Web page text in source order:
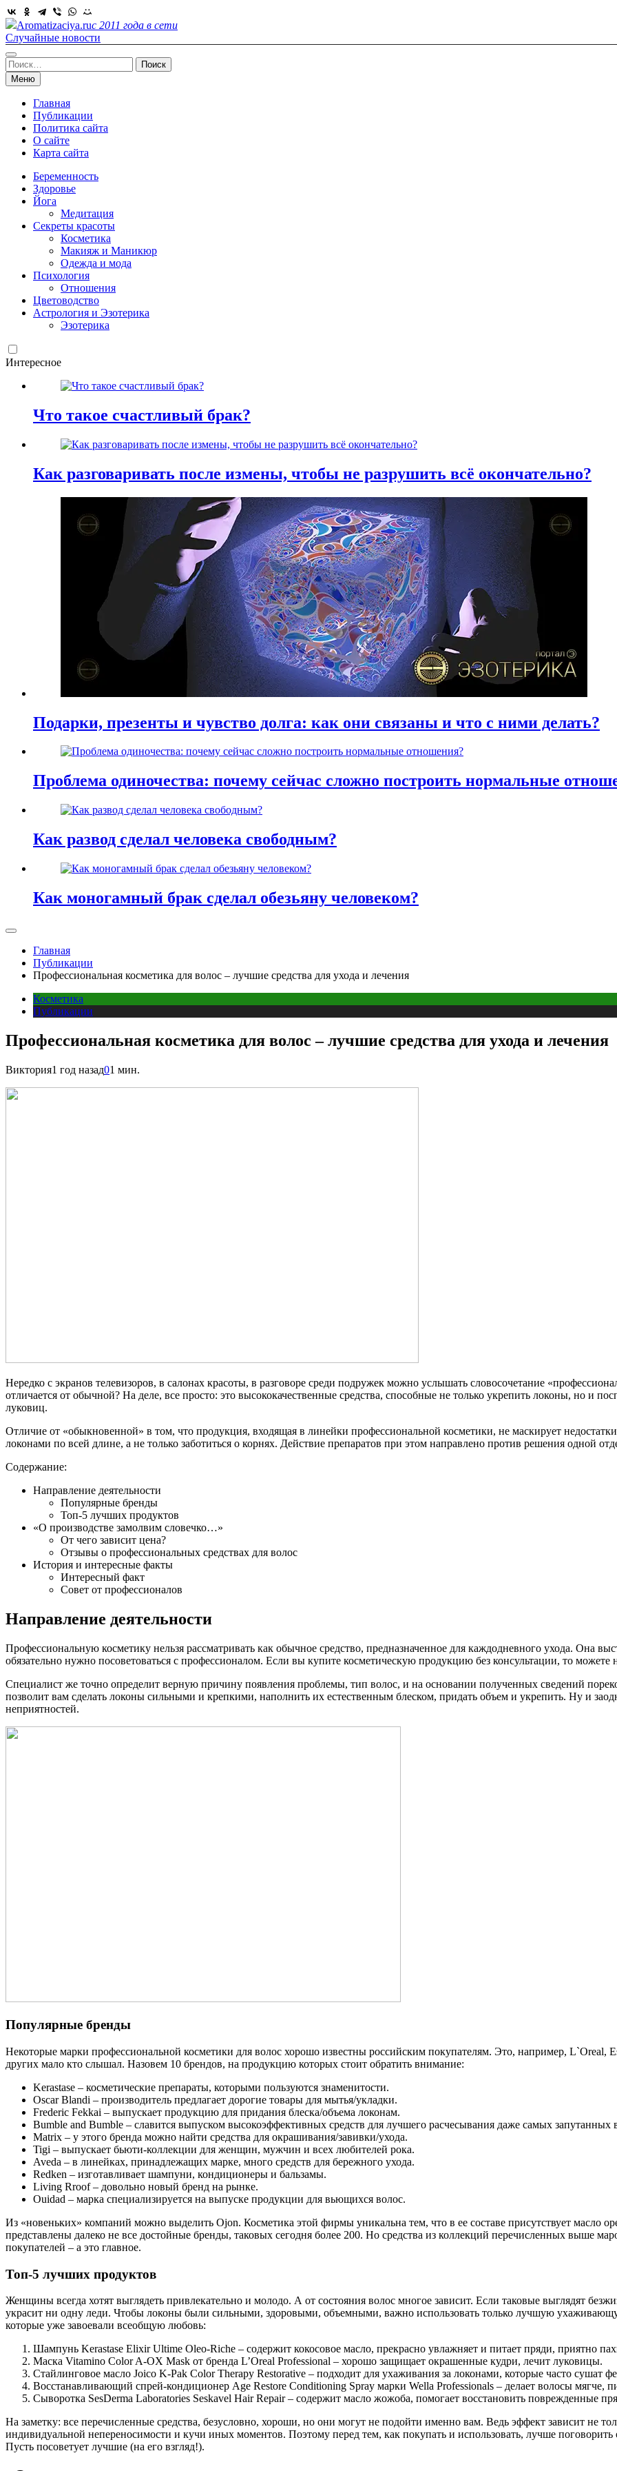
Skip
to
content
Aromatizaciya.ruс 2011 года в сети
Случайные новости
Найти:
Меню
Главная
Публикации
Политика сайта
О сайте
Карта сайта
Беременность
Здоровье
Йога
Медитация
Секреты красоты
Косметика
Макияж и Маникюр
Одежда и мода
Психология
Отношения
Цветоводство
Астрология и Эзотерика
Эзотерика
Интересное
Что такое счастливый брак?
Как разговаривать после измены, чтобы не разрушить всё окончательно?
Подарки, презенты и чувство долга: как они связаны и что с ними делать?
Проблема одиночества: почему сейчас сложно построить нормальные
Как развод сделал человека свободным?
Как моногамный брак сделал обезьяну человеком?
Главная
Публикации
Профессиональная косметика для волос – лучшие средства для ухода и лечения
Косметика
Публикации
Профессиональная косметика для волос – лучшие средства для ухода и лечения
Виктория1 год назад01 мин.
Нередко с экранов телевизоров, в салонах красоты, в разговоре среди подружек можно услышать словосочетание
отличается от обычной? На деле, все просто: это высококачественные средства, способные не только укрепить локоны, но и
луковиц.
Отличие от «обыкновенной» в том, что продукция, входящая в линейки профессиональной косметики, не маскирует
локонами по всей длине, а не только заботиться о корнях. Действие препаратов при этом направлено против решения одной
Содержание:
Направление деятельности
Популярные бренды
Топ-5 лучших продуктов
«О производстве замолвим словечко…»
От чего зависит цена?
Отзывы о профессиональных средствах для волос
История и интересные факты
Интересный факт
Совет от профессионалов
Направление деятельности
Профессиональную косметику нельзя рассматривать как обычное средство, предназначенное для каждодневного ухода. Она
обязательно нужно посоветоваться с профессионалом. Если вы купите косметическую продукцию без консультации, то можете
Специалист же точно определит верную причину появления проблемы, тип волос, и на основании полученных сведений
позволит вам сделать локоны сильными и крепкими, наполнить их естественным блеском, придать объем и укрепить. Ну и
неприятностей.
Популярные бренды
Некоторые марки профессиональной косметики для волос хорошо известны российским покупателям. Это, например, L`Oreal,
других мало кто слышал. Назовем 10 брендов, на продукцию которых стоит обратить внимание:
Kerastase – косметические препараты, которыми пользуются знаменитости.
Oscar Blandi – производитель предлагает дорогие товары для мытья/укладки.
Frederic Fekkai – выпускает продукцию для придания блеска/объема локонам.
Bumble and Bumble – славится выпуском высокоэффективных средств для лучшего расчесывания даже самых запутанных
Matrix – у этого бренда можно найти средства для окрашивания/завивки/ухода.
Tigi – выпускает бьюти-коллекции для женщин, мужчин и всех любителей рока.
Aveda – в линейках, принадлежащих марке, много средств для бережного ухода.
Redken – изготавливает шампуни, кондиционеры и бальзамы.
Living Rroof – довольно новый бренд на рынке.
Ouidad – марка специализируется на выпуске продукции для вьющихся волос.
Из «новеньких» компаний можно выделить Ojon. Косметика этой фирмы уникальна тем, что в ее составе присутствует масло
представлены далеко не все достойные бренды, таковых сегодня более 200. Но средства из коллекций перечисленных выше
покупателей – а это главное.
Топ-5 лучших продуктов
Женщины всегда хотят выглядеть привлекательно и молодо. А от состояния волос многое зависит. Если таковые выглядят
украсит ни одну леди. Чтобы локоны были сильными, здоровыми, объемными, важно использовать только лучшую
которые уже завоевали всеобщую любовь:
Шампунь Kerastase Elixir Ultime Oleo-Riche – содержит кокосовое масло, прекрасно увлажняет и питает пряди, приятно
Маска Vitamino Color A-OX Mask от бренда L’Oreal Professional – хорошо защищает окрашенные кудри, лечит луковицы.
Стайлинговое масло Joico K-Pak Color Therapy Restorative – подходит для ухаживания за локонами, которые часто сушат
Восстанавливающий спрей-кондиционер Age Restore Conditioning Spray марки Wella Professionals – делает волосы мягче,
Сыворотка SesDerma Laboratories Seskavel Hair Repair – содержит масло жожоба, помогает восстановить поврежденные
На заметку: все перечисленные средства, безусловно, хороши, но они могут не подойти именно вам. Ведь эффект зависит не
индивидуальной непереносимости и кучи иных моментов. Поэтому перед тем, как покупать и использовать, лучше
Пусть посоветует лучшие (на его взгляд!).